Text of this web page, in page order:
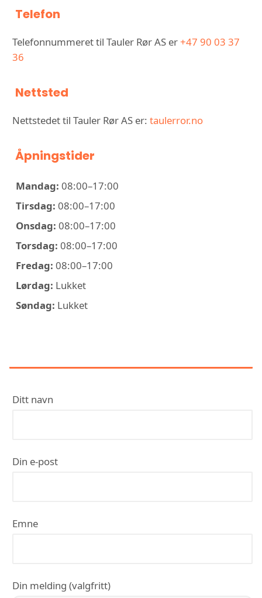
Telefon
Telefonnummeret til Tauler Rør AS er+47 90 03 37
36
Nettsted
Nettstedet til Tauler Rør AS er: taulerror.no
Åpningstider
Mandag: 08:00–17:00
Tirsdag: 08:00–17:00
Onsdag: 08:00–17:00
Torsdag: 08:00–17:00
Fredag: 08:00–17:00
Lørdag: Lukket
Søndag: Lukket
Ditt navn
Din e-post
Emne
Din melding (valgfritt)